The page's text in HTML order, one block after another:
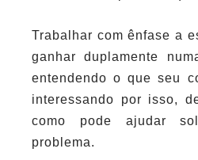
Trabalhar com ênfase a
ganhar duplamente
entendendo o que seu
interessando por isso,
como pode ajudar
problema.